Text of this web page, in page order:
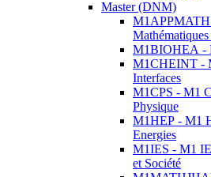
Master (DNM)
M1BIOHEA -
M1CHEINT -
Interfaces
M1CPS - M1
Physique
M1HEP - M1
Energies
M1IES - M1
et Société